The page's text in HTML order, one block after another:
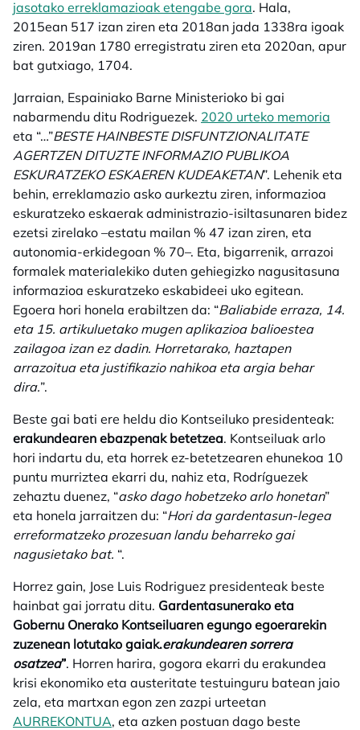
jasotako erreklamazioak etengabe gora. Hala,
2015ean 517 izan ziren eta 2018an jada 1338ra igoak
ziren. 2019an 1780 erregistratu ziren eta 2020an, apur
bat gutxiago, 1704.
Jarraian, Espainiako Barne Ministerioko bi gai
nabarmendu ditu Rodriguezek. 2020 urteko memoria
eta “…”BESTE HAINBESTE DISFUNTZIONALITATE
AGERTZEN DITUZTE INFORMAZIO PUBLIKOA
ESKURATZEKO ESKAEREN KUDEAKETAN”. Lehenik eta
behin, erreklamazio asko aurkeztu ziren, informazioa
eskuratzeko eskaerak administrazio-isiltasunaren bidez
ezetsi zirelako –estatu mailan % 47 izan ziren, eta
autonomia-erkidegoan % 70–. Eta, bigarrenik, arrazoi
formalek materialekiko duten gehiegizko nagusitasuna
informazioa eskuratzeko eskabideei uko egitean.
Egoera hori honela erabiltzen da: “Baliabide erraza, 14.
eta 15. artikuluetako mugen aplikazioa balioestea
zailagoa izan ez dadin. Horretarako, haztapen
arrazoitua eta justifikazio nahikoa eta argia behar
dira.”.
Beste gai bati ere heldu dio Kontseiluko presidenteak:
erakundearen ebazpenak betetzea. Kontseiluak arlo
hori indartu du, eta horrek ez-betetzearen ehunekoa 10
puntu murriztea ekarri du, nahiz eta, Rodríguezek
zehaztu duenez, “asko dago hobetzeko arlo honetan”
eta honela jarraitzen du: “Hori da gardentasun-legea
erreformatzeko prozesuan landu beharreko gai
nagusietako bat. “.
Horrez gain, Jose Luis Rodriguez presidenteak beste
hainbat gai jorratu ditu. Gardentasunerako eta
Gobernu Onerako Kontseiluaren egungo egoerarekin
zuzenean lotutako gaiak.erakundearen sorrera
osatzea”. Horren harira, gogora ekarri du erakundea
krisi ekonomiko eta austeritate testuinguru batean jaio
zela, eta martxan egon zen zazpi urteetan
AURREKONTUA, eta azken postuan dago beste